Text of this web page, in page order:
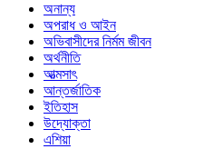
অনান্য
অপরাধ ও আইন
অভিবাসীদের নির্মম জীবন
অর্থনীতি
আত্মসাৎ
আন্তর্জাতিক
ইতিহাস
উদ্যোক্তা
এশিয়া